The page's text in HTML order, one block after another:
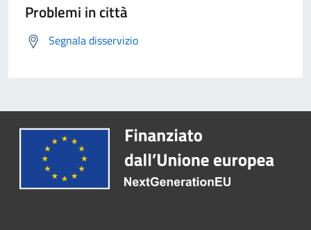
Problemi in città
Segnala disservizio